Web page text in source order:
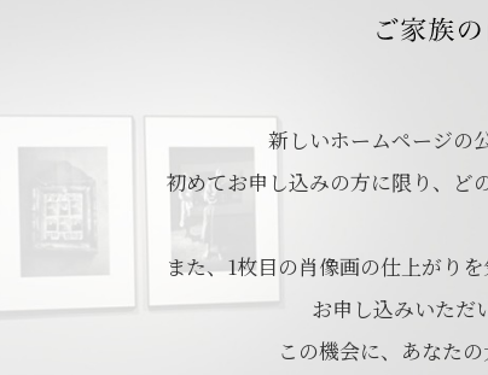
新しいホームページの
初めてお申し込みの方に限り、ど
また、1枚目の肖像画の仕上がり
お申し込みいただ
この機会に、あなた